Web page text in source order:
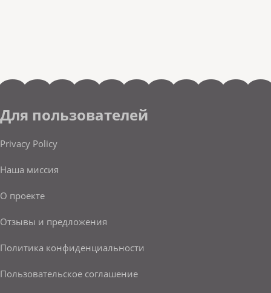
Для пользователей
Privacy Policy
Наша миссия
О проекте
Отзывы и предложения
Политика конфиденциальности
Пользовательское соглашение